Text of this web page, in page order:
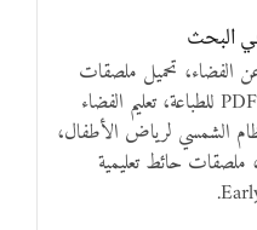
البحث
الفضاء، تحميل ملصقات
تعليمية جاهزة، ملصقات كواكب PDF للطباعة، تعليم الفضاء
الشمسي لرياض الأطفال،
ملصقات حائط تعليمية